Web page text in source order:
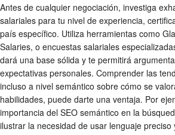
Antes de cualquier negociación, investiga
salariales para tu nivel de experiencia,
país específico. Utiliza herramientas como
Salaries, o encuestas salariales
dará una base sólida y te permitirá
expectativas personales. Comprender las
incluso a nivel semántico sobre cómo se
habilidades, puede darte una ventaja. Por
importancia del SEO semántico en la
ilustrar la necesidad de usar lenguaje